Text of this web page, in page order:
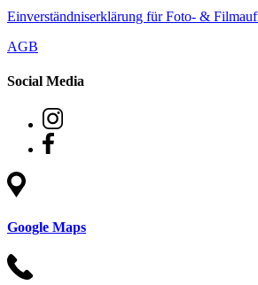
Einverständniserklärung für Foto- &
AGB
Social Media
Google Maps